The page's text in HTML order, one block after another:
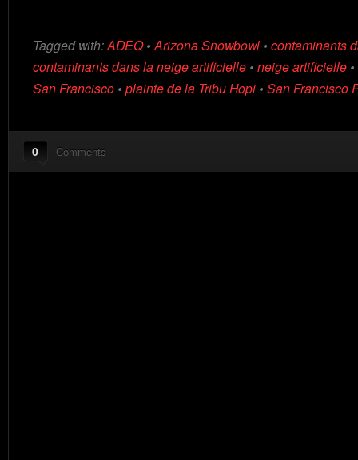
Tagged with:ADEQ•Arizona Snowbowl • contaminants
contaminants dans la neige artificielle • neige artificielle •
San Francisco • plainte de la Tribu Hopi • San Francisco
0 Comments